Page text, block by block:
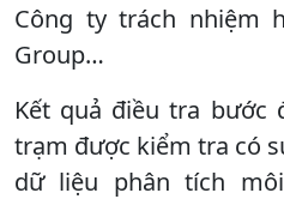
Công ty trách nhiệm
Group…
Kết quả điều tra bước
trạm được kiểm tra có
dữ liệu phân tích